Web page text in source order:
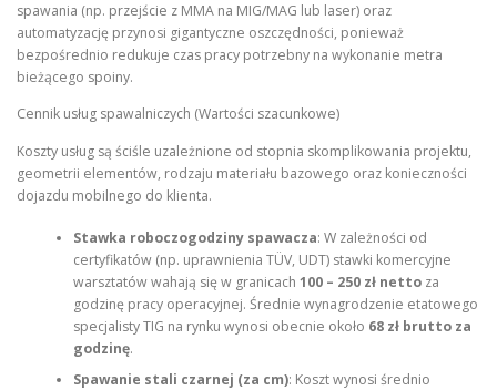
spawania (np. przejście z MMA na MIG/MAG lub laser) oraz
automatyzację przynosi gigantyczne oszczędności, ponieważ
bezpośrednio redukuje czas pracy potrzebny na wykonanie metra
bieżącego spoiny.
Cennik usług spawalniczych (Wartości szacunkowe)
Koszty usług są ściśle uzależnione od stopnia skomplikowania projektu,
geometrii elementów, rodzaju materiału bazowego oraz konieczności
dojazdu mobilnego do klienta.
Stawka roboczogodziny spawacza: W zależności od
certyfikatów (np. uprawnienia TÜV, UDT) stawki komercyjne
warsztatów wahają się w granicach 100 – 250 zł nettoza
godzinę pracy operacyjnej. Średnie wynagrodzenie etatowego
specjalisty TIG na rynku wynosi obecnie około 68 zł brutto za
godzinę.
Spawanie stali czarnej (za cm): Koszt wynosi średnio